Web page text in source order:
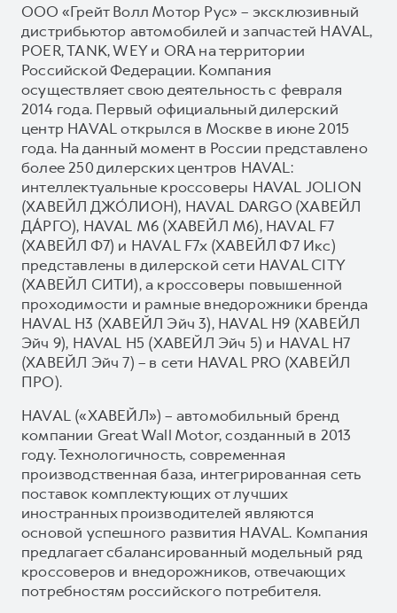
ООО «Грейт Волл Мотор Рус» – эксклюзивный
дистрибьютор автомобилей и запчастей HAVAL,
POER, TANK, WEY и ORA на территории
Российской Федерации. Компания
осуществляет свою деятельность с февраля
2014 года. Первый официальный дилерский
центр HAVAL открылся в Москве в июне 2015
года. На данный момент в России представлено
более 250 дилерских центров HAVAL:
интеллектуальные кроссоверы HAVAL JOLION
(ХАВЕЙЛ ДЖО́ЛИОН), HAVAL DARGO (ХАВЕЙЛ
ДА́РГО), HAVAL М6 (ХАВЕЙЛ M6), HAVAL F7
(ХАВЕЙЛ Ф7) и HAVAL F7x (ХАВЕЙЛ Ф7 Икс)
представлены в дилерской сети HAVAL CITY
(ХАВЕЙЛ СИТИ), а кроссоверы повышенной
проходимости и рамные внедорожники бренда
HAVAL H3 (ХАВЕЙЛ Эйч 3), HAVAL H9 (ХАВЕЙЛ
Эйч 9), HAVAL H5 (ХАВЕЙЛ Эйч 5) и HAVAL H7
(ХАВЕЙЛ Эйч 7) – в сети HAVAL PRO (ХАВЕЙЛ
ПРО).
HAVAL («ХАВЕЙЛ») – автомобильный бренд
компании Great Wall Motor, созданный в 2013
году. Технологичность, современная
производственная база, интегрированная сеть
поставок комплектующих от лучших
иностранных производителей являются
основой успешного развития HAVAL. Компания
предлагает сбалансированный модельный ряд
кроссоверов и внедорожников, отвечающих
потребностям российского потребителя.